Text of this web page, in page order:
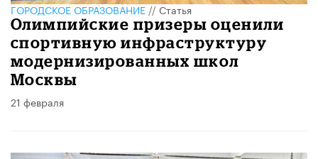
ГОРОДСКОЕ ОБРАЗОВАНИЕ//Статья
Олимпийские призеры оценили
спортивную инфраструктуру
модернизированных школ
Москвы
21 февраля